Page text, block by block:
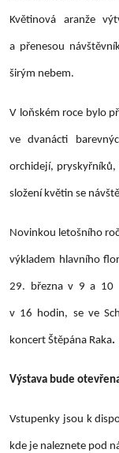
Květinová aranže
a přenesou
širým nebem.
V loňském roce bylo
ve dvanácti
orchidejí,
složení květin se
Novinkou letošního
výkladem hlavního
29. března v 9 a 10
v 16 hodin, se ve
koncert Štěpána Raka.
Výstava bude
Vstupenky jsou k
kde je naleznete pod